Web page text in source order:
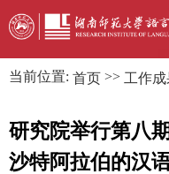
当前位置: 首页 >> 工作
研究院举行第八
沙特阿拉伯的汉